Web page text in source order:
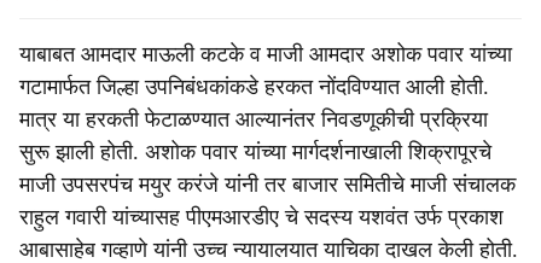
याबाबत आमदार माऊली कटके व माजी आमदार अशोक पवार यांच्या
गटामार्फत जिल्हा उपनिबंधकांकडे हरकत नोंदविण्यात आली होती.
मात्र या हरकती फेटाळण्यात आल्यानंतर निवडणूकीची प्रक्रिया
सुरू झाली होती. अशोक पवार यांच्या मार्गदर्शनाखाली शिक्रापूरचे
माजी उपसरपंच मयुर करंजे यांनी तर बाजार समितीचे माजी संचालक
राहुल गवारी यांच्यासह पीएमआरडीए चे सदस्य यशवंत उर्फ प्रकाश
आबासाहेब गव्हाणे यांनी उच्च न्यायालयात याचिका दाखल केली होती.